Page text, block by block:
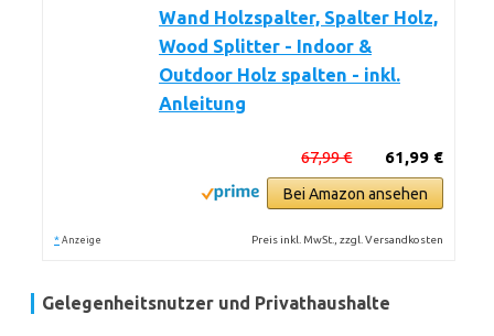
Wand Holzspalter, Spalter Holz,
Wood Splitter - Indoor &
Outdoor Holz spalten - inkl.
Anleitung
61,99 €
67,99 €
Bei Amazon ansehen
* Anzeige Preis inkl. MwSt., zzgl. Versandkosten
Gelegenheitsnutzer und Privathaushalte